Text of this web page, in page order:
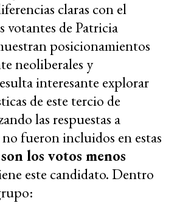
claras con el
votantes de Patricia
posicionamientos
neoliberales y
interesante explorar
de este tercio de
las respuestas a
fueron incluidos en estas
son los votos menos
este candidato. Dentro